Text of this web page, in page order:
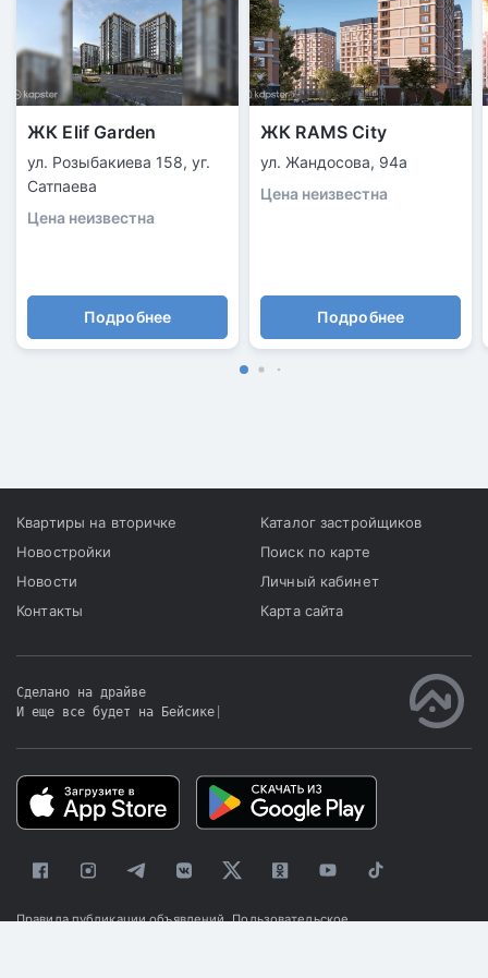
ЖК Elif Garden
ул. Розыбакиева 158, уг.
Сатпаева
Цена неизвестна
Подробнее
ЖК RAMS City
ул. Жандосова, 94а
Цена неизвестна
Подробнее
Квартиры на вторичке
Новостройки
Новости
Контакты
Каталог застройщиков
Поиск по карте
Личный кабинет
Карта сайта
Сделано на драйве
И еще все будет на Бейсике
Правила публикации объявлений Пользовательское